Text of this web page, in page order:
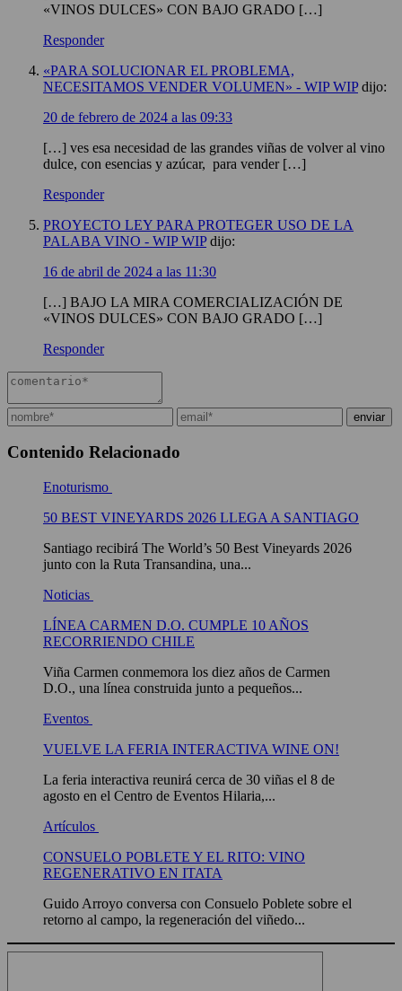
«VINOS DULCES» CON BAJO GRADO […]
Responder
«PARA SOLUCIONAR EL PROBLEMA,
NECESITAMOS VENDER VOLUMEN» - WIP WIP dijo:
20 de febrero de 2024 a las 09:33
[…] ves esa necesidad de las grandes viñas de volver al vino
dulce, con esencias y azúcar, para vender […]
Responder
PROYECTO LEY PARA PROTEGER USO DE LA
PALABA VINO - WIP WIP dijo:
16 de abril de 2024 a las 11:30
[…] BAJO LA MIRA COMERCIALIZACIÓN DE
«VINOS DULCES» CON BAJO GRADO […]
Responder
Contenido Relacionado
Enoturismo
50 BEST VINEYARDS 2026 LLEGA A SANTIAGO
Santiago recibirá The World’s 50 Best Vineyards 2026
junto con la Ruta Transandina, una...
Noticias
LÍNEA CARMEN D.O. CUMPLE 10 AÑOS
RECORRIENDO CHILE
Viña Carmen conmemora los diez años de Carmen
D.O., una línea construida junto a pequeños...
Eventos
VUELVE LA FERIA INTERACTIVA WINE ON!
La feria interactiva reunirá cerca de 30 viñas el 8 de
agosto en el Centro de Eventos Hilaria,...
Artículos
CONSUELO POBLETE Y EL RITO: VINO
REGENERATIVO EN ITATA
Guido Arroyo conversa con Consuelo Poblete sobre el
retorno al campo, la regeneración del viñedo...